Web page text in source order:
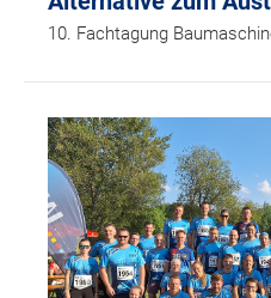
10. Fachtagung